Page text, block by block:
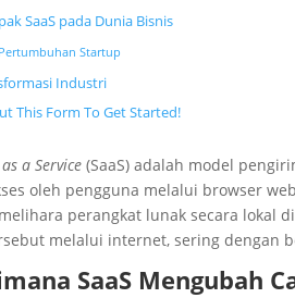
SaaS pada Dunia Bisnis
Pertumbuhan Startup
Industri
This Form To Get Started!
a Service (SaaS) adalah model
oleh pengguna melalui browser
perangkat lunak secara lokal
melalui internet, sering dengan
SaaS Mengubah